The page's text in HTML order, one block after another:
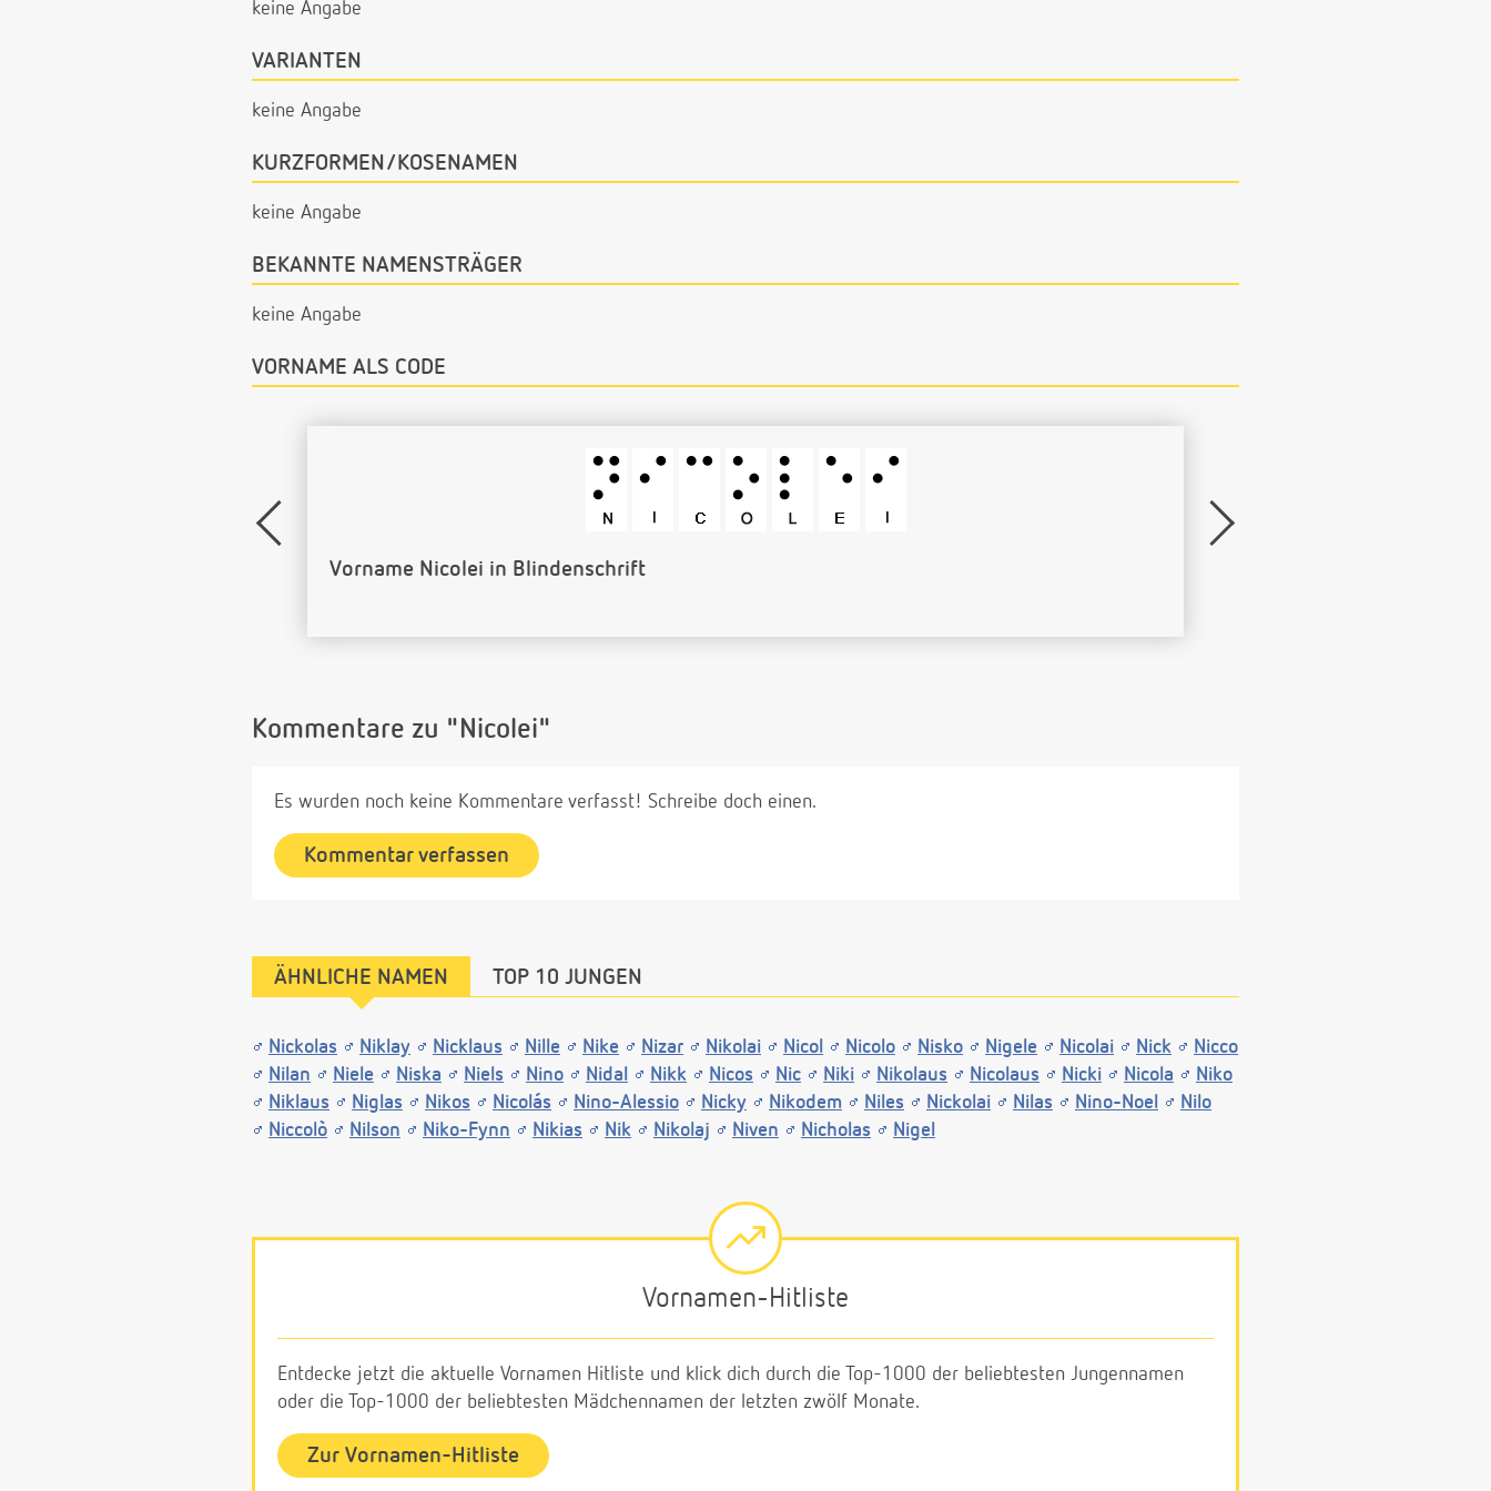
keine Angabe
VARIANTEN
keine Angabe
KURZFORMEN/KOSENAMEN
keine Angabe
BEKANNTE NAMENSTRÄGER
keine Angabe
VORNAME ALS CODE
Name Nicolei als Barcode
Kommentare zu "Nicolei"
Es wurden noch keine Kommentare verfasst! Schreibe doch einen.
Kommentar verfassen
ÄHNLICHE NAMEN TOP 10 JUNGEN
Nickolas Niklay Nicklaus Nille Nike Nizar Nikolai Nicol Nicolo Nisko Nigele Nicolai Nick
Nicco
Nilan
Niele Niska Niels Nino Nidal Nikk Nicos Nic Niki Nikolaus Nicolaus Nicki Nicola
Niko
Niklaus
Niglas Nikos Nicolás Nino-Alessio Nicky Nikodem Niles Nickolai Nilas Nino-Noel
Nilo
Niccolò
Nilson Niko-Fynn Nikias Nik Nikolaj Niven Nicholas Nigel
Vornamen-Hitliste
Entdecke jetzt die aktuelle Vornamen Hitliste und klick dich durch die Top-1000 der beliebtesten Jungennamen
oder die Top-1000 der beliebtesten Mädchennamen der letzten zwölf Monate.
Zur Vornamen-Hitliste